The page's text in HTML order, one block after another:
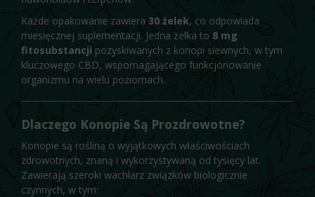
Każde opakowanie zawiera 30 żelek, co odpowiada
miesięcznej suplementacji. Jedna żelka to 8 mg
fitosubstancji pozyskiwanych z konopi siewnych, w tym
kluczowego CBD, wspomagającego funkcjonowanie
organizmu na wielu poziomach.
Dlaczego Konopie Są Prozdrowotne?
Konopie są rośliną o wyjątkowych właściwościach
zdrowotnych, znaną i wykorzystywaną od tysięcy lat.
Zawierają szeroki wachlarz związków biologicznie
czynnych, w tym: